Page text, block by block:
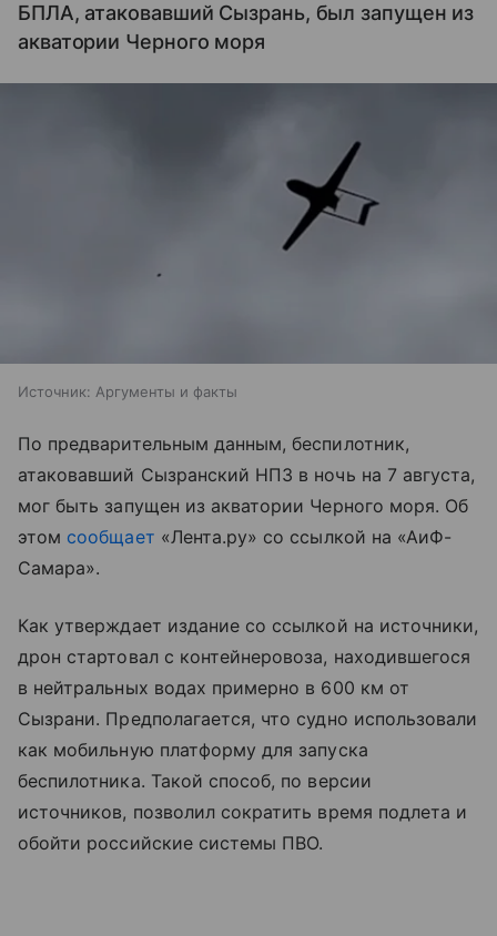
БПЛА, атаковавший Сызрань, был запущен из
акватории Черного моря
Источник: Аргументы и факты
По предварительным данным, беспилотник,
атаковавший Сызранский НПЗ в ночь на 7 августа,
мог быть запущен из акватории Черного моря. Об
этом сообщает «Лента.ру» со ссылкой на «АиФ-
Самара».
Как утверждает издание со ссылкой на источники,
дрон стартовал с контейнеровоза, находившегося
в нейтральных водах примерно в 600 км от
Сызрани. Предполагается, что судно использовали
как мобильную платформу для запуска
беспилотника. Такой способ, по версии
источников, позволил сократить время подлета и
обойти российские системы ПВО.